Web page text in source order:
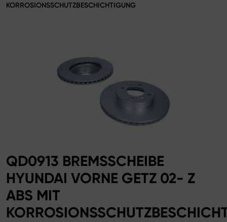
KORROSIONSSCHUTZBESCHICHTIGUNG
QD0913 BREMSSCHEIBE
HYUNDAI VORNE GETZ 02- Z
ABS MIT